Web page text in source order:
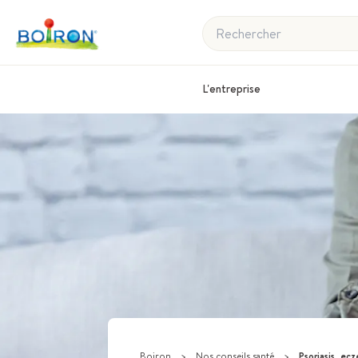
Rechercher
L'entreprise